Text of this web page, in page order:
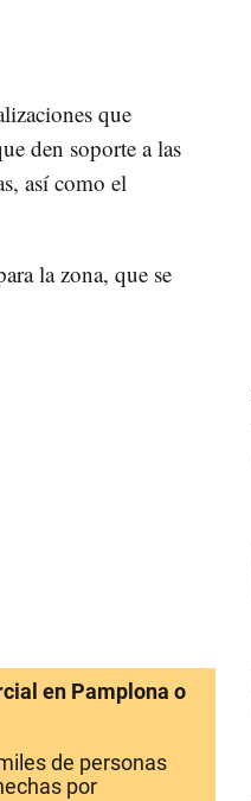
que
den soporte a las
así como el
la zona, que se
en Pamplona o
de personas
por